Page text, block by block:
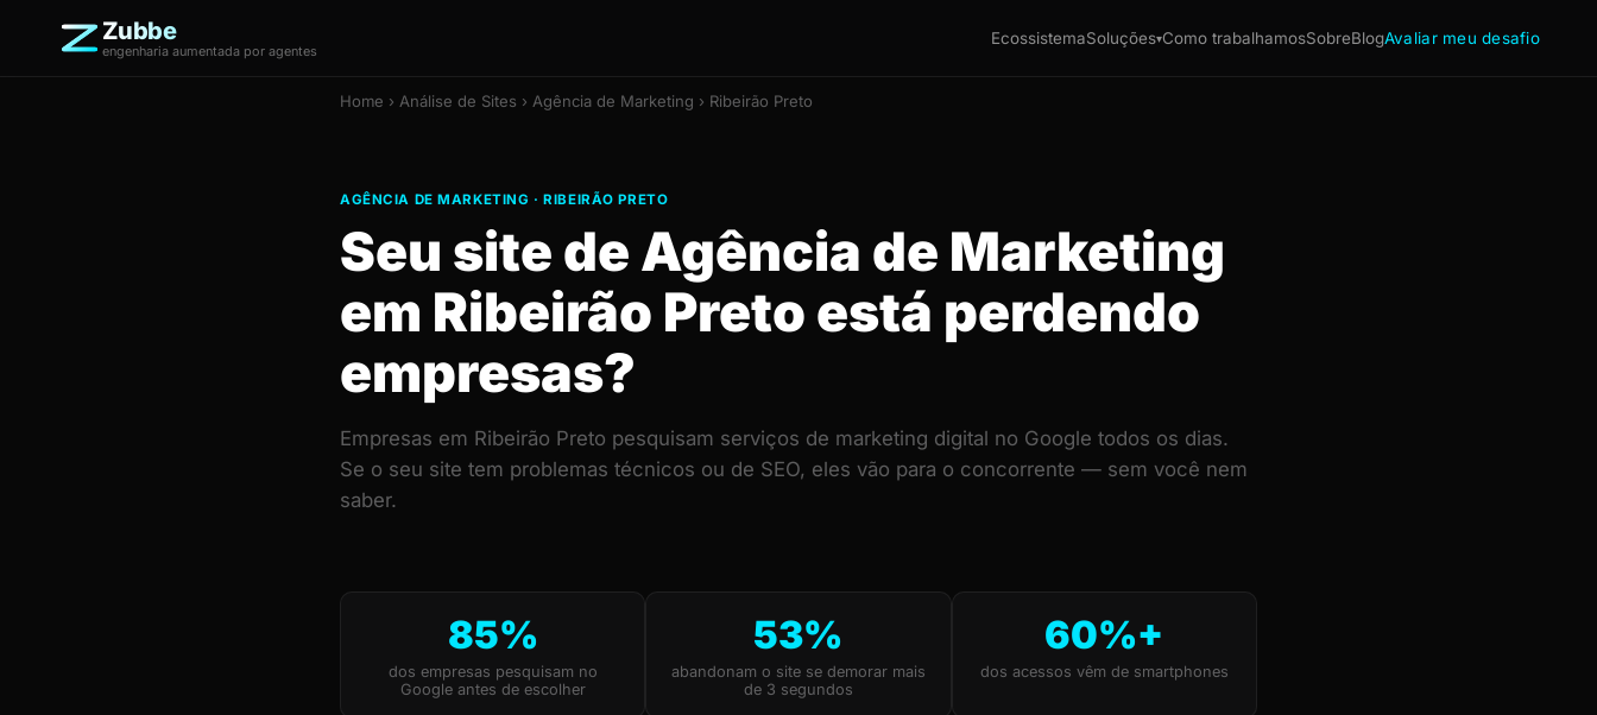
Zubbe
engenharia aumentada por agentes
EcossistemaSoluções▾Como trabalhamosSobreBlogAvaliar meu desafio
Home › Análise de Sites › Agência de Marketing › Ribeirão Preto
AGÊNCIA DE MARKETING · RIBEIRÃO PRETO
Seu site de Agência de Marketing
em Ribeirão Preto está perdendo
empresas?
Empresas em Ribeirão Preto pesquisam serviços de marketing digital no Google todos os dias.
Se o seu site tem problemas técnicos ou de SEO, eles vão para o concorrente — sem você nem
saber.
85%
dos empresas pesquisam no
Google antes de escolher
53%
abandonam o site se demorar mais
de 3 segundos
60%+
dos acessos vêm de smartphones